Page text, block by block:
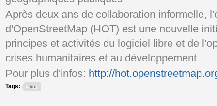
Après deux ans de collaboration informelle,
d'OpenStreetMap (HOT) est une nouvelle
principes et activités du logiciel libre et de
crises humanitaires et au développement.
Pour plus d'infos: http://
Tags: hot